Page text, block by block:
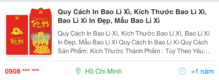
Quy Cách In Bao Lì Xì, Kích Thước Bao Lì Xì,
Bao Lì Xì In Đẹp, Mẫu Bao Lì Xì
Quy Cách In Bao Lì Xì, Kích Thước Bao Lì Xì, Bao Lì Xì
In Đẹp, Mẫu Bao Lì Xì Quy Cách In Bao Lì Xì Quy Cách
Sản Phẩm: Kích Thước Thành Phẩm : Tùy Theo Yêu
Cầu Và Mẫu Của Khách Hàng. Kích Thước Chuẩn Gợi
Ý: 7.3Cm X 16Cm Hoặc 8Cm X 16
0908 *** *** Hồ Chí Minh >1 năm